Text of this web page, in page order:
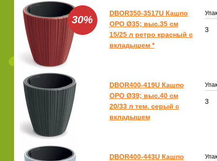
30%
DBOR350-3517U Кашпо
ОРО Ø35; выс.35 см
15/25 л ретро красный с
вкладышем *
3
DBOR400-419U Кашпо
ОРО Ø39; выс.40 см
20/33 л тем. серый с
вкладышем
3
DBOR400-443U Кашпо